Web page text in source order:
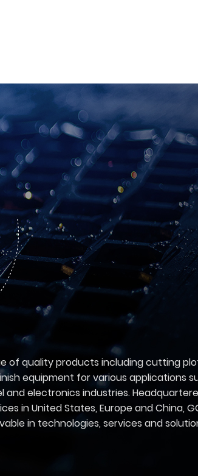
of quality products including cutting
equipment for various applications
and electronics industries.
in United States, Europe and China,
in technologies, services and